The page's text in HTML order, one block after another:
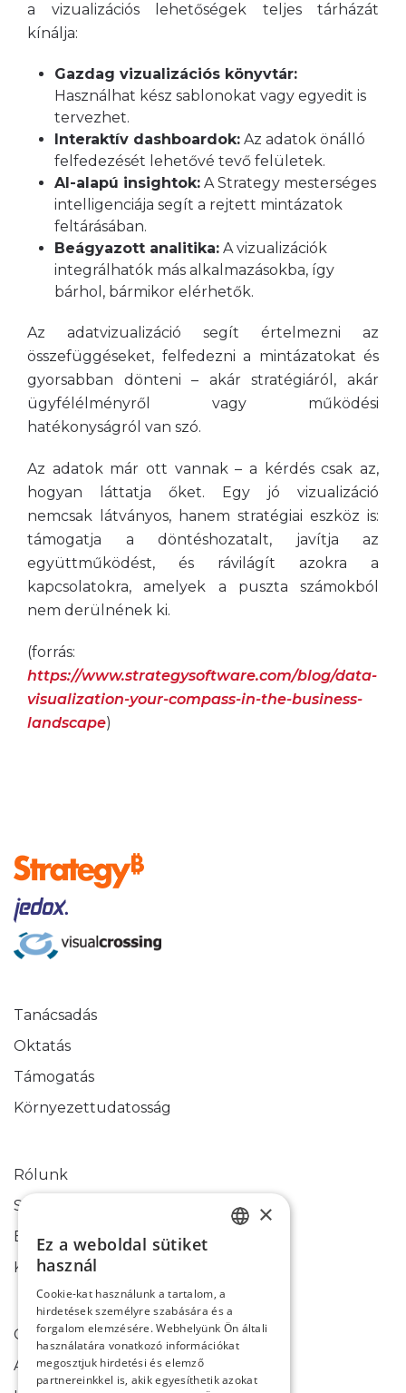
a vizualizációs lehetőségek teljes tárházát
kínálja:
Gazdag vizualizációs könyvtár:
Használhat kész sablonokat vagy egyedit is
tervezhet.
Interaktív dashboardok: Az adatok önálló
felfedezését lehetővé tevő felületek.
AI-alapú insightok: A Strategy mesterséges
intelligenciája segít a rejtett mintázatok
feltárásában.
Beágyazott analitika: A vizualizációk
integrálhatók más alkalmazásokba, így
bárhol, bármikor elérhetők.
Az adatvizualizáció segít értelmezni az
összefüggéseket, felfedezni a mintázatokat és
gyorsabban dönteni – akár stratégiáról, akár
ügyfélélményről vagy működési
hatékonyságról van szó.
Az adatok már ott vannak – a kérdés csak az,
hogyan láttatja őket. Egy jó vizualizáció
nemcsak látványos, hanem stratégiai eszköz is:
támogatja a döntéshozatalt, javítja az
együttműködést, és rávilágít azokra a
kapcsolatokra, amelyek a puszta számokból
nem derülnének ki.
(forrás:
https://www.strategysoftware.com/blog/data-
visualization-your-compass-in-the-business-
landscape)
Tanácsadás
Oktatás
Támogatás
Környezettudatosság
Rólunk
Sikertörténetek
Blog
Kapcsolati űrlap
Cookie-k használata
Adatkezelési tájékoztató
×
Ez a weboldal sütiket
használ
Cookie-kat használunk a tartalom, a
hirdetések személyre szabására és a
forgalom elemzésére. Webhelyünk Ön általi
használatára vonatkozó információkat
megosztjuk hirdetési és elemző
partnereinkkel is, akik egyesíthetik azokat